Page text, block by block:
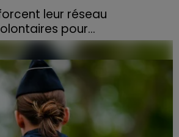
leur réseau
pour...
et aux risques de départs de feu,
des Vosges a lancé un appel
pour venir en aide...